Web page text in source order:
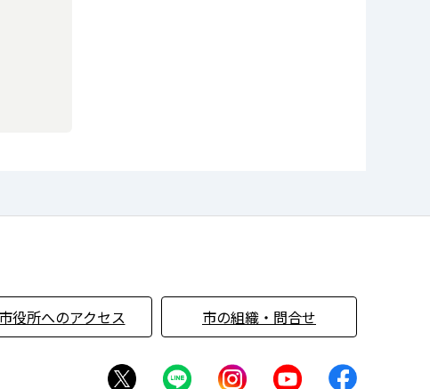
役所へのアクセス 市の組織・問合せ